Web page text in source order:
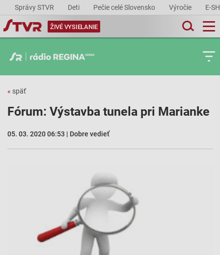
Správy STVR Deti Pečie celé Slovensko Výročie E-
ŽIVÉ VYSIELANIE
« späť
Fórum: Výstavba tunela pri Marianke
05. 03. 2020 06:53 | Dobre vedieť